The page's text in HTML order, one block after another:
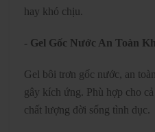
hay khó chịu.
- Gel Gốc Nước An Toàn
Gel bôi trơn gốc nước, an
gây kích ứng. Phù hợp cho
chất lượng đời sống tình dục.